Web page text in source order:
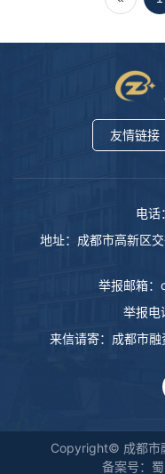
友情链接
电
地址：成都市高新区
举报邮箱：
举报电
来信请寄：成都市
Copyright© 成都市
备案号：